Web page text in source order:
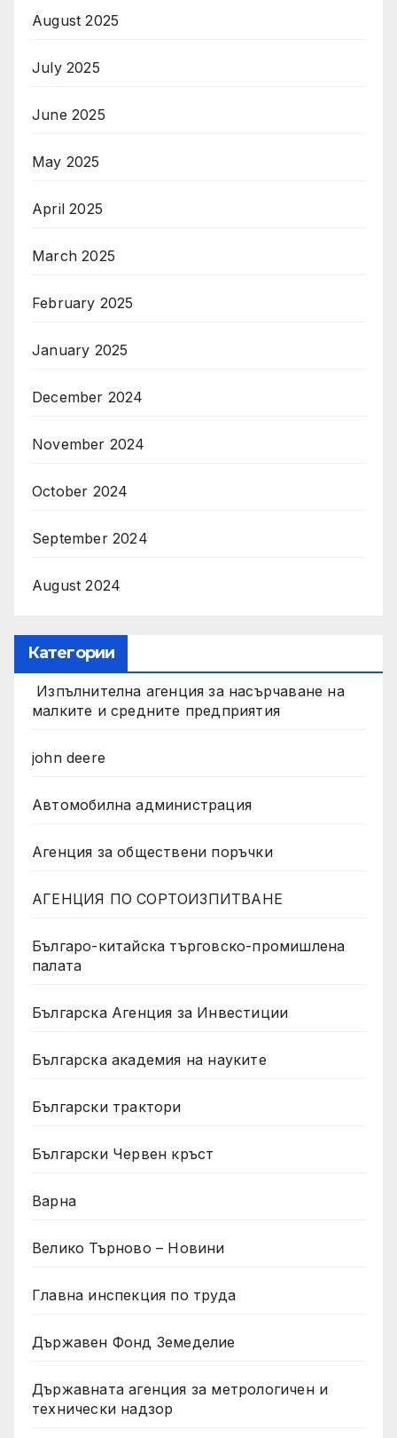
August 2025
July 2025
June 2025
May 2025
April 2025
March 2025
February 2025
January 2025
December 2024
November 2024
October 2024
September 2024
August 2024
Категории
Изпълнителна агенция за насърчаване на
малките и средните предприятия
john deere
Автомобилна администрация
Агенция за обществени поръчки
АГЕНЦИЯ ПО СОРТОИЗПИТВАНЕ
Българо-китайска търговско-промишлена
палата
Българска Агенция за Инвестиции
Българска академия на науките
Български трактори
Български Червен кръст
Варна
Велико Търново – Новини
Главна инспекция по труда
Държавен Фонд Земеделие
Държавната агенция за метрологичен и
технически надзор